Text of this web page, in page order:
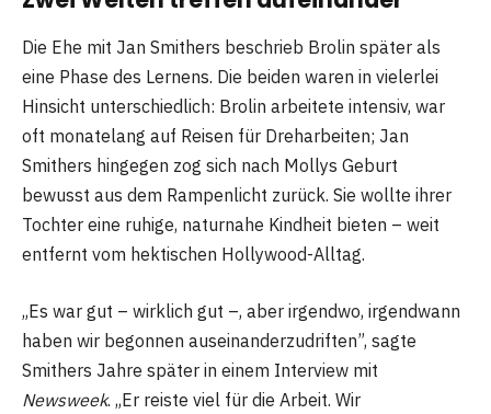
Die Ehe mit Jan Smithers beschrieb Brolin später als
eine Phase des Lernens. Die beiden waren in vielerlei
Hinsicht unterschiedlich: Brolin arbeitete intensiv, war
oft monatelang auf Reisen für Dreharbeiten; Jan
Smithers hingegen zog sich nach Mollys Geburt
bewusst aus dem Rampenlicht zurück. Sie wollte ihrer
Tochter eine ruhige, naturnahe Kindheit bieten – weit
entfernt vom hektischen Hollywood-Alltag.
„Es war gut – wirklich gut –, aber irgendwo, irgendwann
haben wir begonnen auseinanderzudriften”, sagte
Smithers Jahre später in einem Interview mit
Newsweek. „Er reiste viel für die Arbeit. Wir